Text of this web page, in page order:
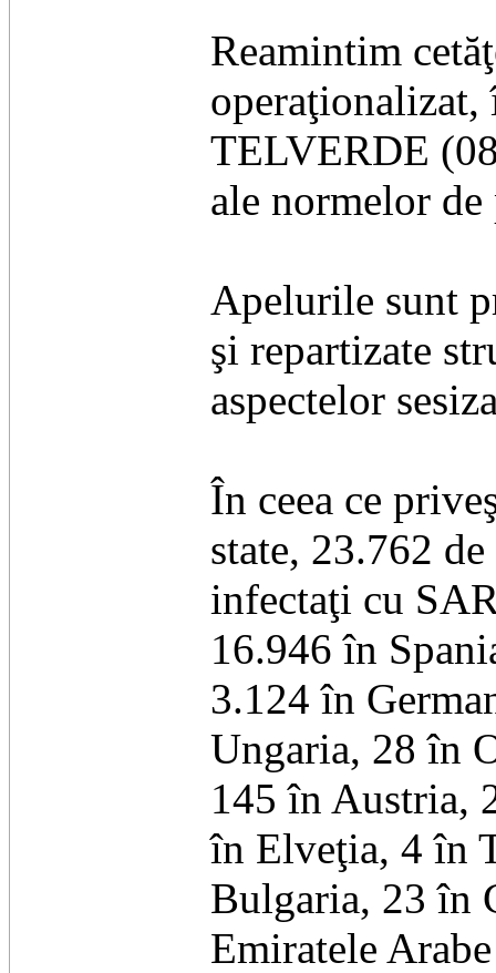
Reamintim
operaţionalizat,
TELVERDE
ale normelor
Apelurile sunt
şi repartizate
aspectelor
În ceea ce
state, 23.762
infectaţi cu
16.946 în
3.124 în
Ungaria, 28 în
145 în Austria,
în Elveţia, 4 în
Bulgaria, 23 în
Emiratele